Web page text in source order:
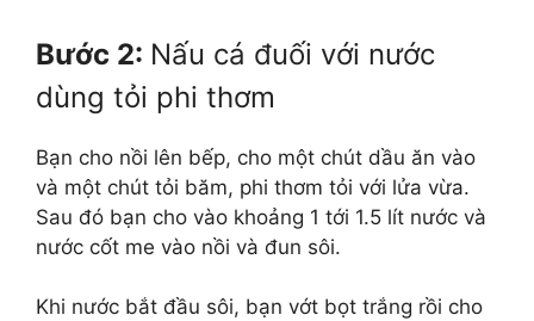
Bước 2: Nấu cá đuối với nước
dùng tỏi phi thơm
Bạn cho nồi lên bếp, cho một chút dầu ăn vào
và một chút tỏi băm, phi thơm tỏi với lửa vừa.
Sau đó bạn cho vào khoảng 1 tới 1.5 lít nước và
nước cốt me vào nồi và đun sôi.
Khi nước bắt đầu sôi, bạn vớt bọt trắng rồi cho